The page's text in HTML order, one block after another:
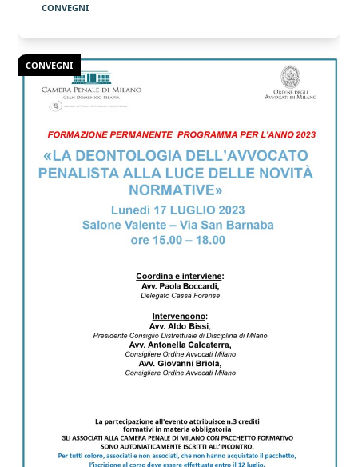
CONVEGNI
CONVEGNI